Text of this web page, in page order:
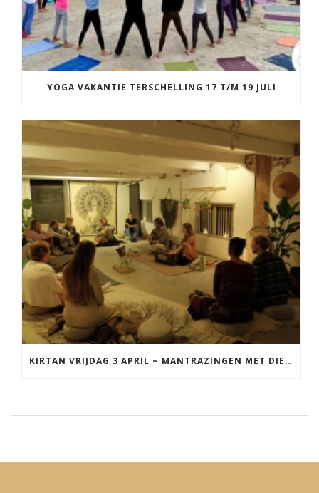
YOGA VAKANTIE TERSCHELLING 17 T/M 19 JULI
KIRTAN VRIJDAG 3 APRIL ~ MANTRAZINGEN MET DIEDERICK IN LEEUWARDEN